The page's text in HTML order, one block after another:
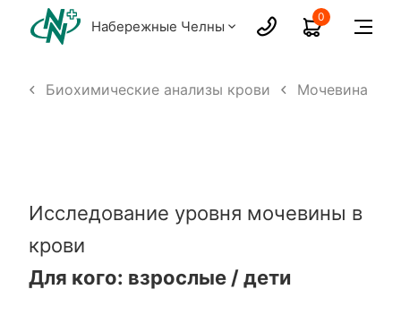
Набережные Челны
0
Биохимические анализы крови Мочевина
Исследование уровня мочевины в
крови
Для кого: взрослые / дети